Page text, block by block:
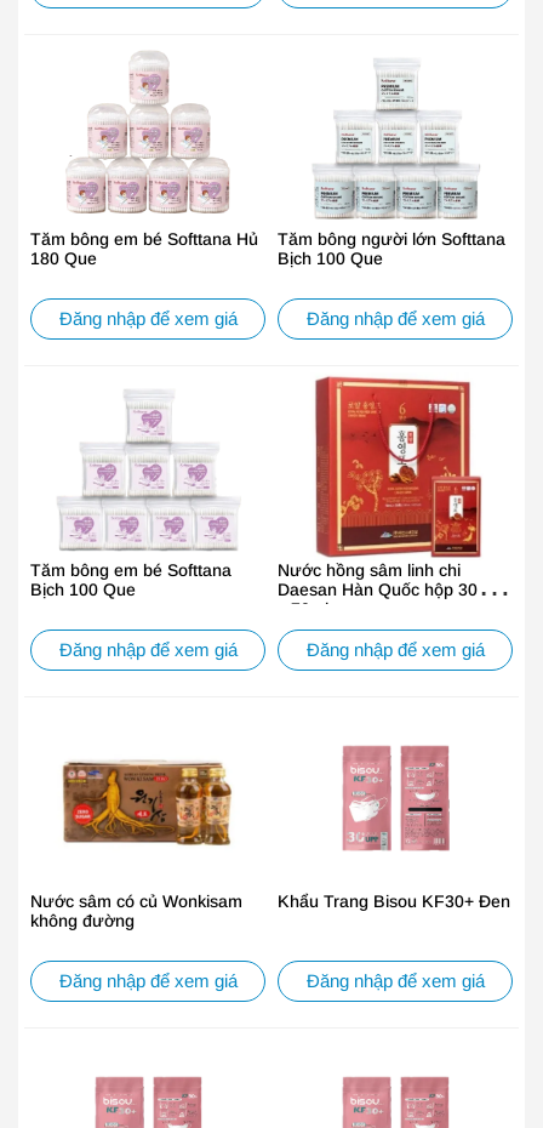
Tăm bông em bé Softtana Hủ
180 Que
Đăng nhập để xem giá
Tăm bông người lớn Softtana
Bịch 100 Que
Đăng nhập để xem giá
Tăm bông em bé Softtana
Bịch 100 Que
Đăng nhập để xem giá
Nước hồng sâm linh chi
Daesan Hàn Quốc hộp 30 gói
x 70ml
Đăng nhập để xem giá
Nước sâm có củ Wonkisam
không đường
Đăng nhập để xem giá
Khẩu Trang Bisou KF30+ Đen
Đăng nhập để xem giá